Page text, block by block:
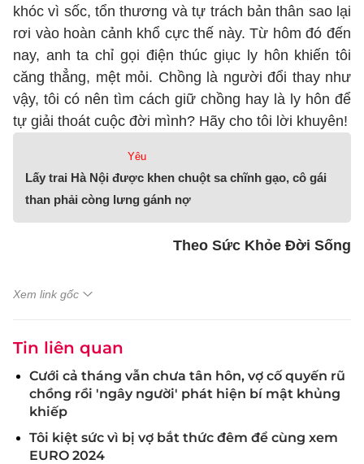
khóc vì sốc, tổn thương và tự trách bản thân sao lại
rơi vào hoàn cảnh khổ cực thế này. Từ hôm đó đến
nay, anh ta chỉ gọi điện thúc giục ly hôn khiến tôi
căng thẳng, mệt mỏi. Chồng là người đổi thay như
vậy, tôi có nên tìm cách giữ chồng hay là ly hôn để
tự giải thoát cuộc đời mình? Hãy cho tôi lời khuyên!
Yêu
Lấy trai Hà Nội được khen chuột sa chĩnh gạo, cô gái
than phải còng lưng gánh nợ
Theo Sức Khỏe Đời Sống
Xem link gốc
Tin liên quan
Cưới cả tháng vẫn chưa tân hôn, vợ cố quyến rũ
chồng rồi 'ngây người' phát hiện bí mật khủng
khiếp
Tôi kiệt sức vì bị vợ bắt thức đêm để cùng xem
EURO 2024